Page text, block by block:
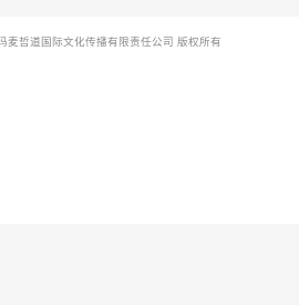
哲道国际文化传播有限责任公司 版权所有